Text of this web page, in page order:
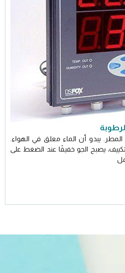
المطر. يبدو أن الماء معلق في الهواء.
يصبح الجو خفيفًا عند الضغط على